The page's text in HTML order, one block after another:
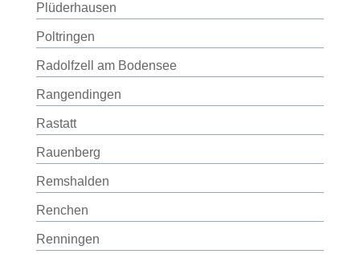
Plüderhausen
Poltringen
Radolfzell am Bodensee
Rangendingen
Rastatt
Rauenberg
Remshalden
Renchen
Renningen